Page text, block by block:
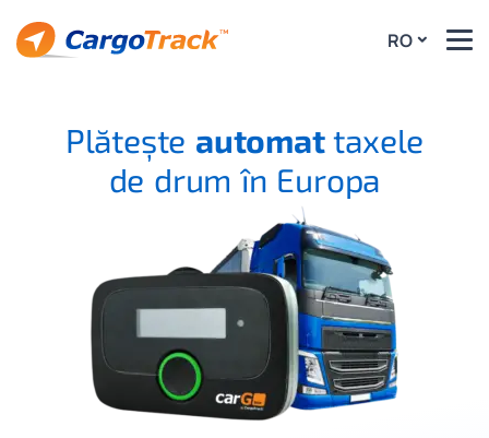
RO
Plătește automattaxele
de drum în Europa